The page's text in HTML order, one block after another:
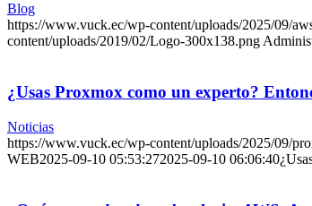
Blog
https://www.vuck.ec/wp-content/uploads/2025/09/
content/uploads/2019/02/Logo-300x138.png
¿Usas Proxmox como un experto?
Noticias
https://www.vuck.ec/wp-content/uploads/2025/09/
WEB2025-09-10 05:53:272025-09-10 06:06:40